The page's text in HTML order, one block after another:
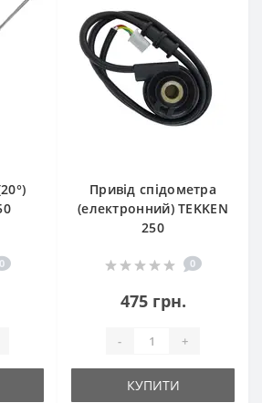
0
Привід спідометра
(електронний) TEKKEN
250
0
475 грн.
- +
КУПИТИ